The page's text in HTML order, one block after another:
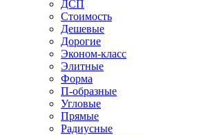
ДСП
Стоимость
Дешевые
Дорогие
Эконом-класс
Элитные
Форма
П-образные
Угловые
Прямые
Радиусные